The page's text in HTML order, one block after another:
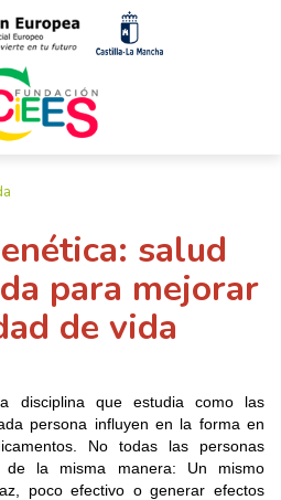
salud
para mejorar
de vida
disciplina que estudia como las
persona influyen en la forma en
No todas las personas
de la misma manera: Un mismo
poco efectivo o generar efectos